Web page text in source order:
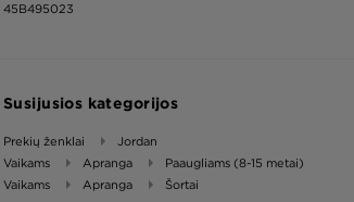
45B495023
Susijusios kategorijos
Prekių ženklai
Jordan
Vaikams
Apranga
Paaugliams (8-15 metai)
Vaikams
Apranga Šortai